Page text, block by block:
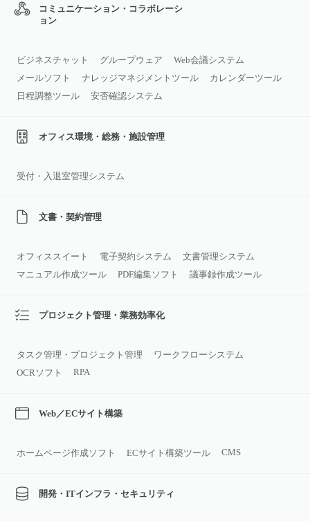
コミュニケーション・コラボレーシ
ョン
ビジネスチャット グループウェア
Web会議システム
メールソフト
ナレッジマネジメントツール
カレンダーツール
日程調整ツール
安否確認システム
オフィス環境・総務・施設管理
受付・入退室管理システム
文書・契約管理
オフィススイート 電子契約システム
文書管理システム
マニュアル作成ツール
PDF編集ソフト 議事録作成ツール
プロジェクト管理・業務効率化
タスク管理・プロジェクト管理
ワークフローシステム
OCRソフト
RPA
Web／ECサイト構築
ホームページ作成ソフト ECサイト構築ツール CMS
開発・ITインフラ・セキュリティ